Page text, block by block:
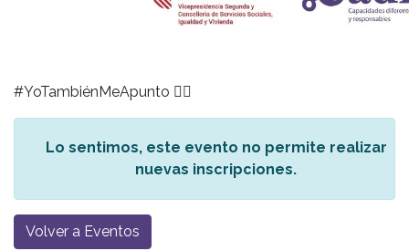
#YoTambiénMeApunto 👇🏼
Lo sentimos, este evento no permite realizar
nuevas inscripciones.
Volver a Eventos